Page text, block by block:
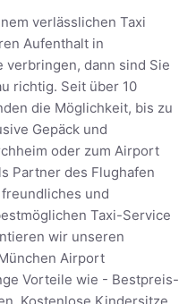
verlässlichen Taxi
Aufenthalt in
verbringen, dann sind Sie
richtig. Seit über 10
die Möglichkeit, bis zu
Gepäck und
oder zum Airport
Partner des Flughafen
und
Taxi-Service
wir unseren
Airport
Vorteile wie - Bestpreis-